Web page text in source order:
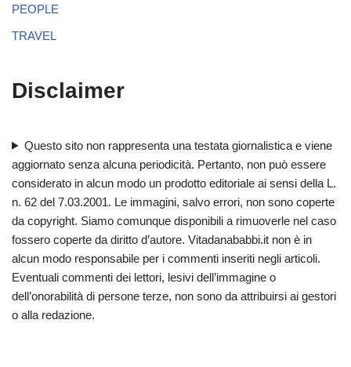
PEOPLE
TRAVEL
Disclaimer
Questo sito non rappresenta una testata giornalistica e viene
aggiornato senza alcuna periodicità. Pertanto, non può essere
considerato in alcun modo un prodotto editoriale ai sensi della L.
n. 62 del 7.03.2001. Le immagini, salvo errori, non sono coperte
da copyright. Siamo comunque disponibili a rimuoverle nel caso
fossero coperte da diritto d’autore. Vitadanababbi.it non è in
alcun modo responsabile per i commenti inseriti negli articoli.
Eventuali commenti dei lettori, lesivi dell’immagine o
dell’onorabilità di persone terze, non sono da attribuirsi ai gestori
o alla redazione.